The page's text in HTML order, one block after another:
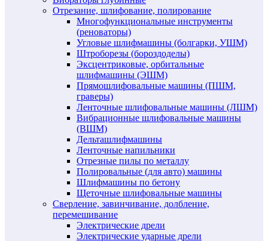
Отрезание, шлифование, полирование
Многофункциональные инструменты
(реноваторы)
Угловые шлифмашины (болгарки, УШМ)
Штроборезы (бороздоделы)
Эксцентриковые, орбитальные
шлифмашины (ЭШМ)
Прямошлифовальные машины (ПШМ,
граверы)
Ленточные шлифовальные машины (ЛШМ)
Вибрационные шлифовальные машины
(ВШМ)
Дельташлифмашины
Ленточные напильники
Отрезные пилы по металлу
Полировальные (для авто) машины
Шлифмашины по бетону
Щеточные шлифовальные машины
Сверление, завинчивание, долбление,
перемешивание
Электрические дрели
Электрические ударные дрели